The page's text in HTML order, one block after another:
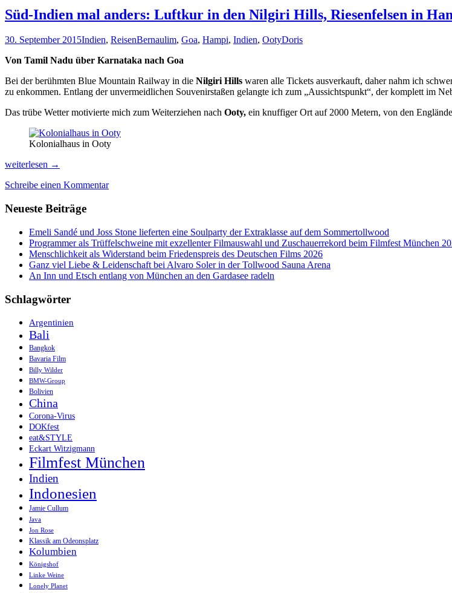
Süd-Indien mal anders: Luftkur in den Nilgiri Hills, Riesenfelsen in
30. September 2015Indien, ReisenBernaulim, Goa, Hampi, Indien, OotyDoris
Von Tamil Nadu über Karnataka nach Goa
Bei der berühmten Blue Mountain Railway in die Nilgiri Hills waren alle Tickets ausverkauft, daher nahm ich
zu enkommen. Entlang der unvermeidlichen Souvenirstaßen gelangte ich zum „Aussichtspunkt“, der komplett im
Das trübe Wetter motivierte mich zum Weiterziehen nach Ooty, ein knuffiger Ort auf 2000 Metern, von den
Kolonialhaus in Ooty
Süd-
mal
Luftkur
Nilgiri
Hills,
Riesenfelsen
&
Karneval
Goa
weiterlesen →
Schreibe einen Kommentar
Neueste Beiträge
Emeli Sandé und Joss Stone lieferten eine Soulparty der Extraklasse auf dem Sommertollwood
Programmer als Trüffelschweine mit exzellenter Filmauswahl und Zuschauerrekord beim Filmfest München
Menschlichkeit als Widerstand beim Friedenspreis des Deutschen Films 2026
Ganz viel Liebe & Leidenschaft bei Alvaro Soler in der Tollwood Sauna Arena
An Inn und Etsch entlang von München an den Gardasee radeln
Schlagwörter
Argentinien
Bali
Bangkok
Bavaria Film
Billy Wilder
BMW-Group
Bolivien
China
Corona-Virus
DOKfest
eat&STYLE
Eckart Witzigmann
Filmfest München
Indien
Indonesien
Jamie Cullum
Java
Jon Rose
Klassik am Odeonsplatz
Kolumbien
Königshof
Linke Weine
Lonely Planet